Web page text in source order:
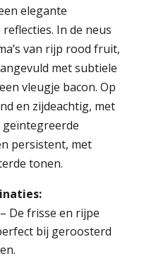
elegante
In de neus
van rijp rood fruit,
met subtiele
vleugje bacon. Op
en zijdeachtig, met
persistent, met
tonen.
– De frisse en rijpe
bij geroosterd